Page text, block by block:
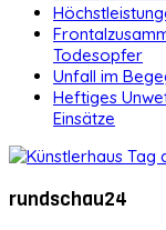
Todesopfer
Unfall im
Heftiges
Einsätze
rundschau24